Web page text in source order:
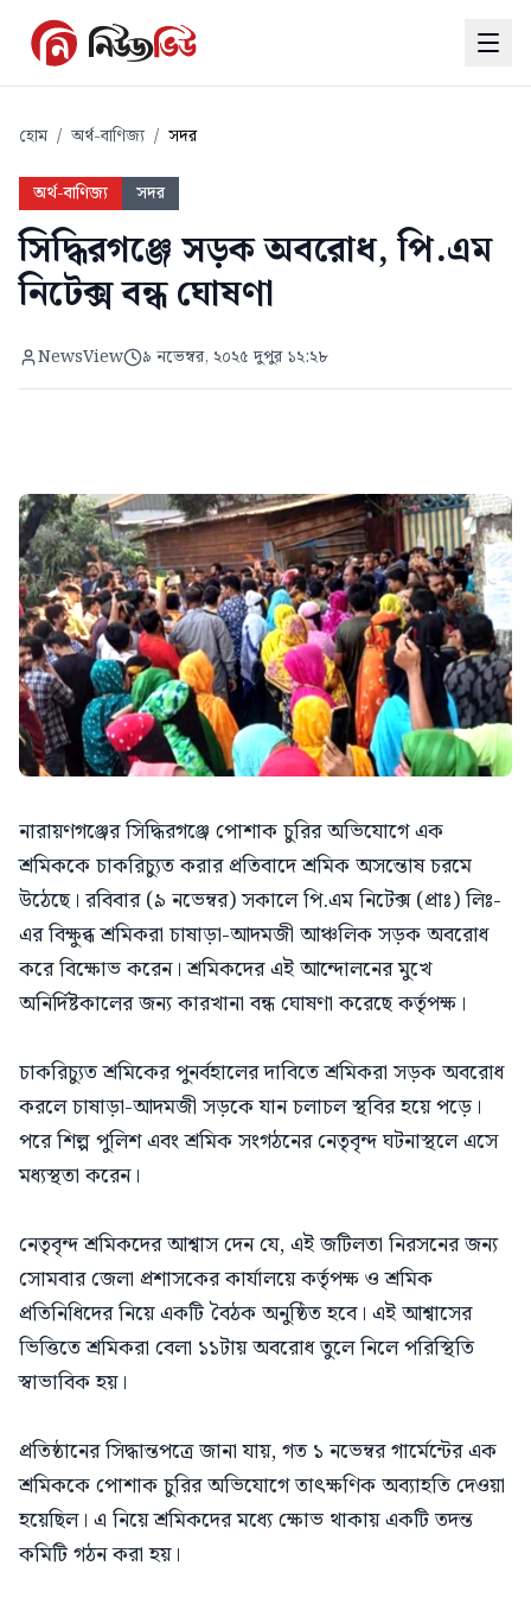
হোম / অর্থ-বাণিজ্য / সদর
অর্থ-বাণিজ্য সদর
সিদ্ধিরগঞ্জে সড়ক অবরোধ, পি.এম
নিটেক্স বন্ধ ঘোষণা
NewsView ৯ নভেম্বর, ২০২৫ দুপুর ১২:২৮
নারায়ণগঞ্জের সিদ্ধিরগঞ্জে পোশাক চুরির অভিযোগে এক
শ্রমিককে চাকরিচ্যুত করার প্রতিবাদে শ্রমিক অসন্তোষ চরমে
উঠেছে। রবিবার (৯ নভেম্বর) সকালে পি.এম নিটেক্স (প্রাঃ) লিঃ-
এর বিক্ষুব্ধ শ্রমিকরা চাষাড়া-আদমজী আঞ্চলিক সড়ক অবরোধ
করে বিক্ষোভ করেন। শ্রমিকদের এই আন্দোলনের মুখে
অনির্দিষ্টকালের জন্য কারখানা বন্ধ ঘোষণা করেছে কর্তৃপক্ষ।
চাকরিচ্যুত শ্রমিকের পুনর্বহালের দাবিতে শ্রমিকরা সড়ক অবরোধ
করলে চাষাড়া-আদমজী সড়কে যান চলাচল স্থবির হয়ে পড়ে।
পরে শিল্প পুলিশ এবং শ্রমিক সংগঠনের নেতৃবৃন্দ ঘটনাস্থলে এসে
মধ্যস্থতা করেন।
নেতৃবৃন্দ শ্রমিকদের আশ্বাস দেন যে, এই জটিলতা নিরসনের জন্য
সোমবার জেলা প্রশাসকের কার্যালয়ে কর্তৃপক্ষ ও শ্রমিক
প্রতিনিধিদের নিয়ে একটি বৈঠক অনুষ্ঠিত হবে। এই আশ্বাসের
ভিত্তিতে শ্রমিকরা বেলা ১১টায় অবরোধ তুলে নিলে পরিস্থিতি
স্বাভাবিক হয়।
প্রতিষ্ঠানের সিদ্ধান্তপত্রে জানা যায়, গত ১ নভেম্বর গার্মেন্টের এক
শ্রমিককে পোশাক চুরির অভিযোগে তাৎক্ষণিক অব্যাহতি দেওয়া
হয়েছিল। এ নিয়ে শ্রমিকদের মধ্যে ক্ষোভ থাকায় একটি তদন্ত
কমিটি গঠন করা হয়।